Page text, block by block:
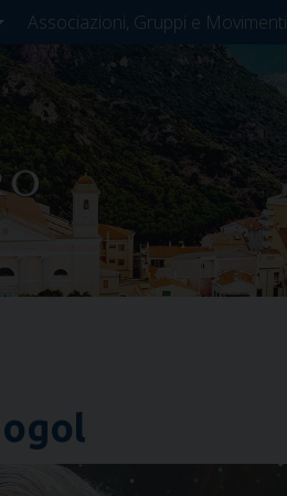
Associazioni, Gruppi e Movimenti